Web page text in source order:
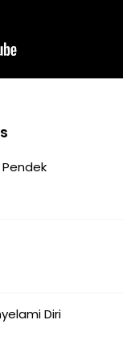
Pendek
Diri